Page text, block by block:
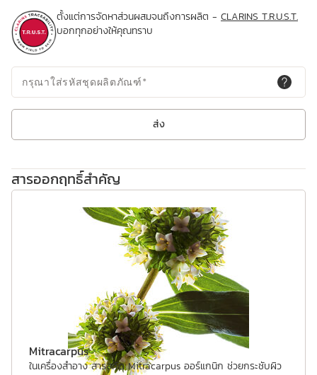
ตั้งแต่การจัดหาส่วนผสมจนถึงการผลิต - CLARINS T.R.U.S.T.
บอกทุกอย่างให้คุณทราบ
กรุณาใส่รหัสชุดผลิตภัณฑ์*
ส่ง
สารออกฤทธิ์สำคัญ
Mitracarpus
ในเครื่องสำอาง สารสกัด Mitracarpus ออร์แกนิก ช่วยกระชับผิว